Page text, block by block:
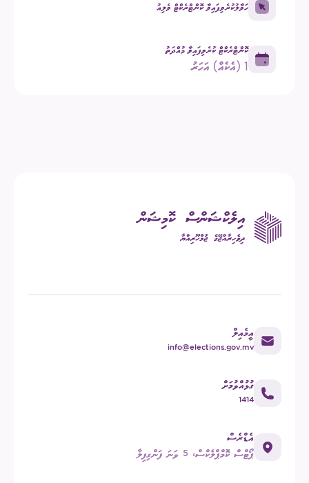
ހަވާލުކުރެވިފައިވާ ކޮންޓްރެކްޓް ވެލިއު
ކޮންޓްރެކްޓް ކުރެވިފައިވާ މުއްދަތު
1 (އެކެއް) އަހަރު
އީމެއިލް
info@elections.gov.mv
ގުޅުއްވުމަށް
1414
އެޑްރެސް
ޕޯޓްސް ކޮމްޕްލެކްސް، 5 ވަނަ ފަންގިފިލާ